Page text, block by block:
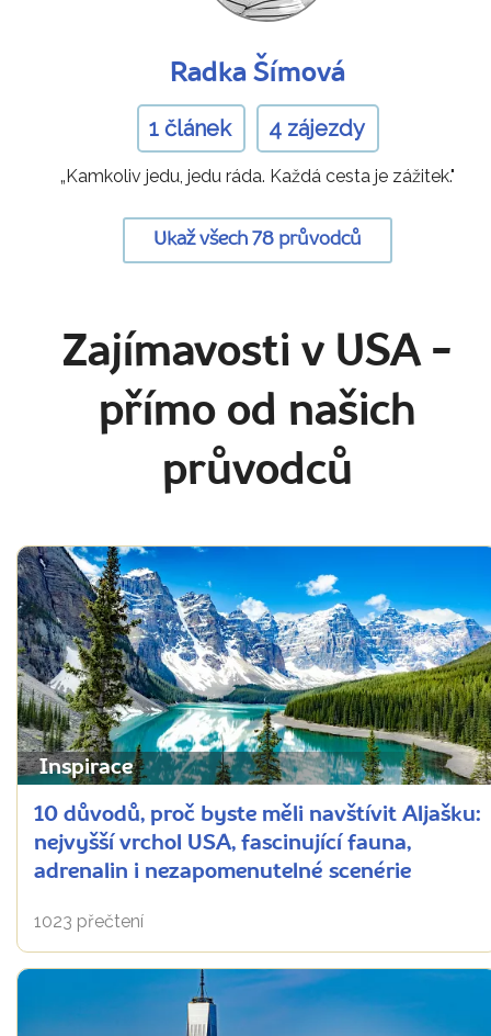
Radka Šímová
1 článek 4 zájezdy
„Kamkoliv jedu, jedu ráda. Každá cesta je zážitek."
Ukaž všech 78 průvodců
Zajímavosti v USA-
přímo od našich
průvodců
Inspirace
10 důvodů, proč byste měli navštívit Aljašku:
nejvyšší vrchol USA, fascinující fauna,
adrenalin i nezapomenutelné scenérie
1023 přečtení